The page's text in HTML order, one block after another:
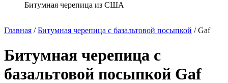
Битумная черепица из США
Главная /Битумная черепица с базальтовой посыпкой /Gaf
Битумная черепица с
базальтовой посыпкой Gaf